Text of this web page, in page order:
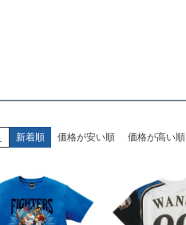
新着順 価格が安い順 価格が高い順